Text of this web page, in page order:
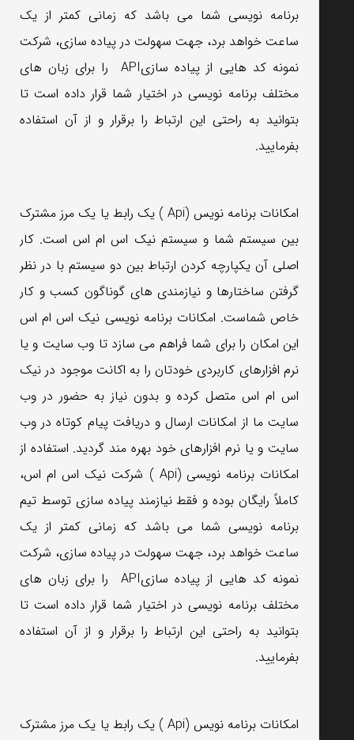
برنامه نویسی شما می باشد که زمانی کمتر از یک
ساعت خواهد برد، جهت سهولت در پیاده سازی، شرکت
نمونه کد هایی از پیاده سازیAPI را برای زبان های
مختلف برنامه نویسی در اختیار شما قرار داده است تا
بتوانید به راحتی این ارتباط را برقرار و از آن استفاده
بفرمایید.
امکانات برنامه نویس (Api ) یک رابط یا یک مرز مشترک
بین سیستم شما و سیستم نیک اس ام اس است. کار
اصلی آن یکپارچه کردن ارتباط بین دو سیستم با در نظر
گرفتن ساختارها و نیازمندی های گوناگون کسب و کار
خاص شماست. امکانات برنامه نویسی نیک اس ام اس
این امکان را برای شما فراهم می سازد تا وب سایت و یا
نرم افزارهای کاربردی خودتان را به اکانت موجود در نیک
اس ام اس متصل کرده و بدون نیاز به حضور در وب
سایت ما از امکانات ارسال و دریافت پیام کوتاه در وب
سایت و یا نرم افزارهای خود بهره مند گردید. استفاده از
امکانات برنامه نویسی (Api ) شرکت نیک اس ام اس،
کاملاً رایگان بوده و فقط نیازمند پیاده سازی توسط تیم
برنامه نویسی شما می باشد که زمانی کمتر از یک
ساعت خواهد برد، جهت سهولت در پیاده سازی، شرکت
نمونه کد هایی از پیاده سازیAPI را برای زبان های
مختلف برنامه نویسی در اختیار شما قرار داده است تا
بتوانید به راحتی این ارتباط را برقرار و از آن استفاده
بفرمایید.
امکانات برنامه نویس (Api ) یک رابط یا یک مرز مشترک